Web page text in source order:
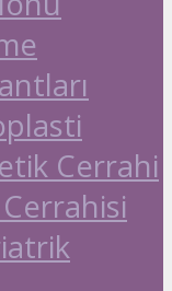
Cerrahi